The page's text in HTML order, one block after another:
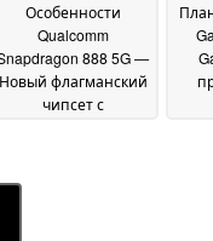
Особенности
Qualcomm
888 5G —
Новый флагманский
чипсет с